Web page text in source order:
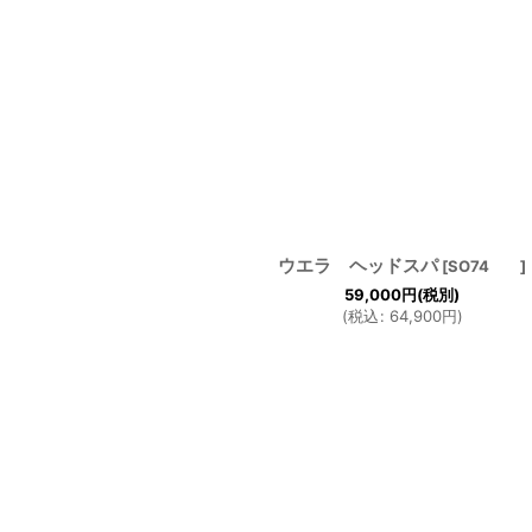
ウエラ ヘッドスパ [SO74 ]
59,000円(税別)
(税込: 64,900円)